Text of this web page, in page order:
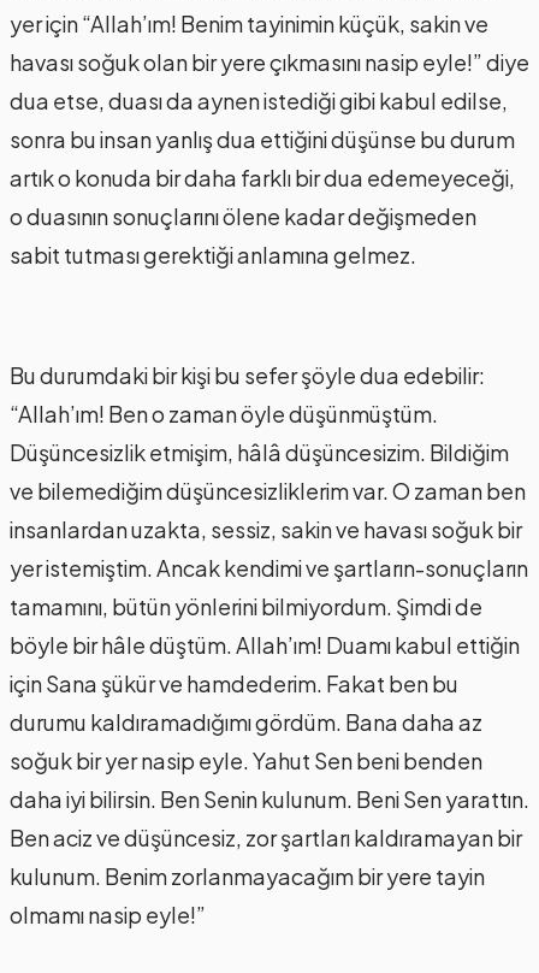
yer için “Allah’ım! Benim tayinimin küçük, sakin ve
havası soğuk olan bir yere çıkmasını nasip eyle!” diye
dua etse, duası da aynen istediği gibi kabul edilse,
sonra bu insan yanlış dua ettiğini düşünse bu durum
artık o konuda bir daha farklı bir dua edemeyeceği,
o duasının sonuçlarını ölene kadar değişmeden
sabit tutması gerektiği anlamına gelmez.
Bu durumdaki bir kişi bu sefer şöyle dua edebilir:
“Allah’ım! Ben o zaman öyle düşünmüştüm.
Düşüncesizlik etmişim, hâlâ düşüncesizim. Bildiğim
ve bilemediğim düşüncesizliklerim var. O zaman ben
insanlardan uzakta, sessiz, sakin ve havası soğuk bir
yer istemiştim. Ancak kendimi ve şartların-sonuçların
tamamını, bütün yönlerini bilmiyordum. Şimdi de
böyle bir hâle düştüm. Allah’ım! Duamı kabul ettiğin
için Sana şükür ve hamdederim. Fakat ben bu
durumu kaldıramadığımı gördüm. Bana daha az
soğuk bir yer nasip eyle. Yahut Sen beni benden
daha iyi bilirsin. Ben Senin kulunum. Beni Sen yarattın.
Ben aciz ve düşüncesiz, zor şartları kaldıramayan bir
kulunum. Benim zorlanmayacağım bir yere tayin
olmamı nasip eyle!”